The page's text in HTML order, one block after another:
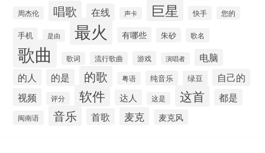
周杰伦 唱歌 在线 声卡 巨星 快手 您的
手机 是由 最火 有哪些 朱砂 歌名
歌曲 歌词 流行歌曲 游戏 演唱者 电脑
的人 的是 的歌 粤语 纯音乐 绿豆 自己的
视频 评分 软件 达人 这是 这首 都是
闽南语 音乐 首歌 麦克 麦克风